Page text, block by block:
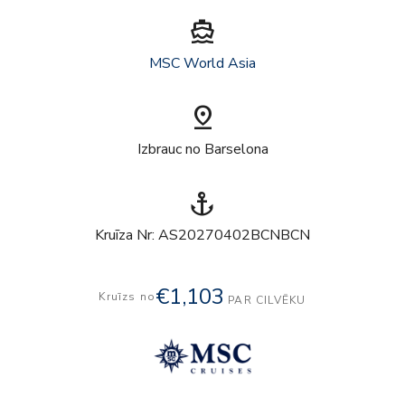
directions_boat
MSC World Asia
pin_drop
Izbrauc no Barselona
anchor
Kruīza Nr: AS20270402BCNBCN
Kruīzs no€1,103 PAR CILVĒKU